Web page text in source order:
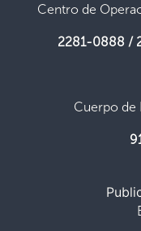
Centro de
2281-0888 /
Cuerpo de